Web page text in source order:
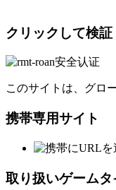
クリックして検証
このサイトは、グロ
携帯専用サイト
取り扱いゲームタ